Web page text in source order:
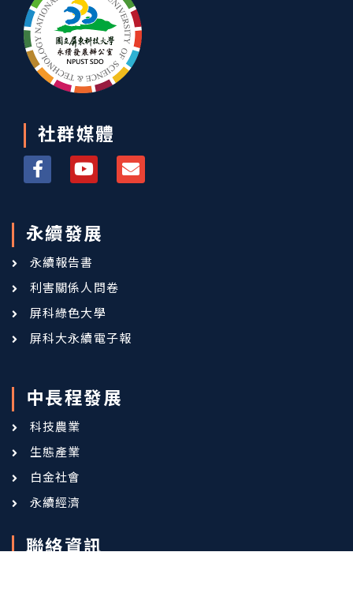
社群媒體
永續發展
永續報告書
利害關係人問卷
屏科綠色大學
屏科大永續電子報
中長程發展
科技農業
生態產業
白金社會
永續經濟
聯絡資訊